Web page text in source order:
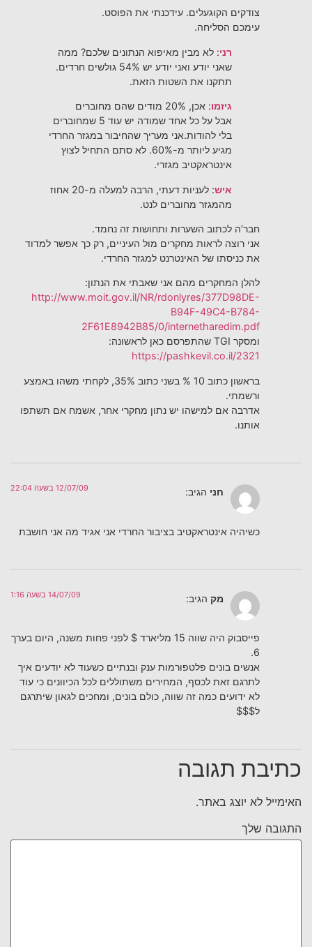
צודקים הקוגעלים. עידכנתי את הפוסט.
עימכם הסליחה.
רני: לא מבין מאיפוא הנתונים שלכם? ממה
שאני יודע ואני יודע יש 54% גולשים חרדים.
תתקנו את השטות הזאת.
גיזמו: אכן, 20% מודים שהם מחוברים
אבל על כל אחד שמודה יש עוד 5 שמחוברים
בלי להודות.אני מעריך שהחיבור במגזר החרדי
מגיע ליותר מ-60%. לא סתם התחיל לצוץ
אינטראקטיב מגזרי.
איש
: לעניות דעתי, הרבה למעלה מ-20 אחוז
מהמגזר מחוברים לנט.
חבר’ה לכתוב השערות ותחושות זה נחמד.
אני רוצה לראות מחקרים מול העיניים, רק כך אפשר למדוד
את כניסתו של האינטרנט למגזר החרדי.
להלן המחקרים מהם אני שאבתי את הנתון:
http://www.moit.gov.il/NR/rdonlyres/377D98DE-
B94F-49C4-B784-
2F61E8942B85/0/internetharedim.pdf
ומסקר TGI שהתפרסם כאן לראשונה:
https://pashkevil.co.il/2321
בראשון כתוב 10 % בשני כתוב 35%, לקחתי משהו באמצע
ורשמתי.
אדרבה אם למישהו יש נתון מחקרי אחר, אשמח אם תשתפו
אותנו.
חני הגיב: 12/07/09 בשעה 22:04
כשיהיה אינטראקטיב בציבור החרדי אני אגיד מה אני חושבת
מק הגיב: 14/07/09 בשעה 1:16
פייסבוק היה שווה 15 מליארד $ לפני פחות משנה, היום בערך
6.
אנשים בונים פלטפורמות ענק ובנתיים כשעוד לא יודעים איך
לתרגם זאת לכסף, המחירים משתוללים לכל הכיוונים כי עוד
לא ידועים כמה זה שווה, כולם בונים, ומחכים לגאון שיתרגם
ל$$$
כתיבת תגובה
האימייל לא יוצג באתר.
התגובה שלך